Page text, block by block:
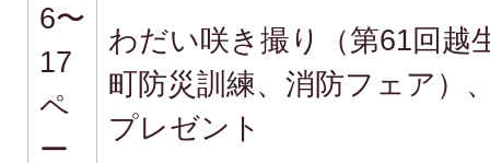
6〜
17
ペ
ー
わだい咲き撮り（第61回越
町防災訓練、消防フェア）
プレゼント